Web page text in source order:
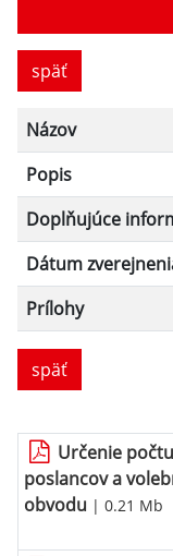
späť
Názov
Popis
Doplňujúce
Dátum
Prílohy
späť
Určenie počtu
poslancov a
obvodu | 0.21 Mb